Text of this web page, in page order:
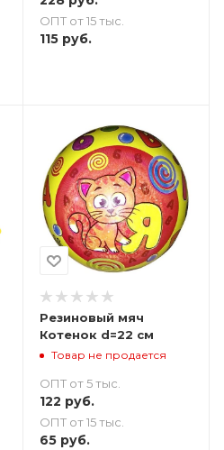
ОПТ от 15 тыс.
115руб.
Резиновый мяч
Котенок d=22 см
Товар не продается
ОПТ от 5 тыс.
122 руб.
ОПТ от 15 тыс.
65руб.